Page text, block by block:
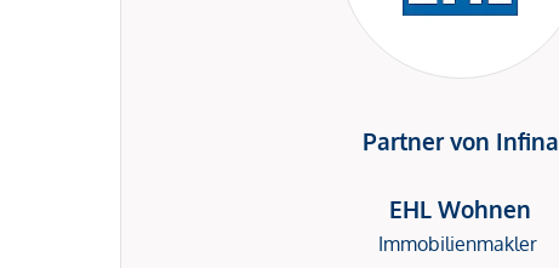
Partner von Infina
EHL Wohnen
Immobilienmakler